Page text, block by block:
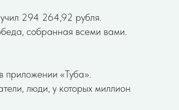
294 264,92 рубля.
собранная всеми вами.
«Туба».
люди, у которых миллион